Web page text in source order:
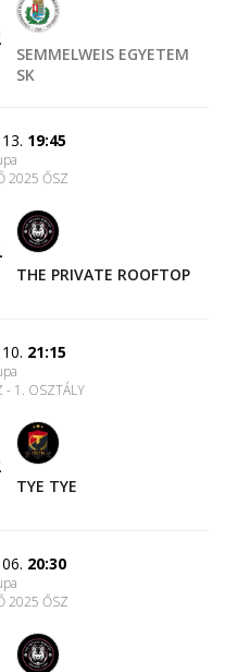
SEMMELWEIS EGYETEM
SK
19:45
2025 ŐSZ
THE PRIVATE ROOFTOP
21:15
- 1. OSZTÁLY
TYE TYE
20:30
2025 ŐSZ